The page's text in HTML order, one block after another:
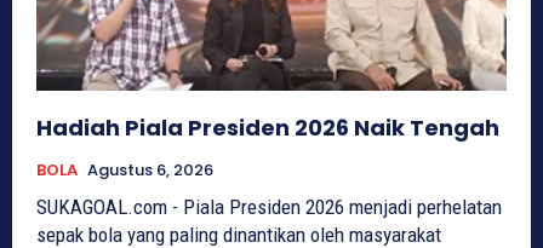
Hadiah Piala Presiden 2026 Naik Tengah
BOLA Agustus 6, 2026
SUKAGOAL.com - Piala Presiden 2026 menjadi perhelatan
sepak bola yang paling dinantikan oleh masyarakat